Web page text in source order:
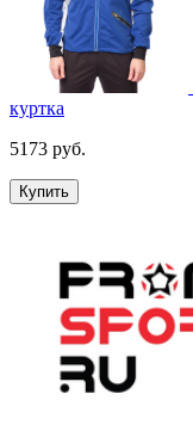
куртка
5173 руб.
Купить